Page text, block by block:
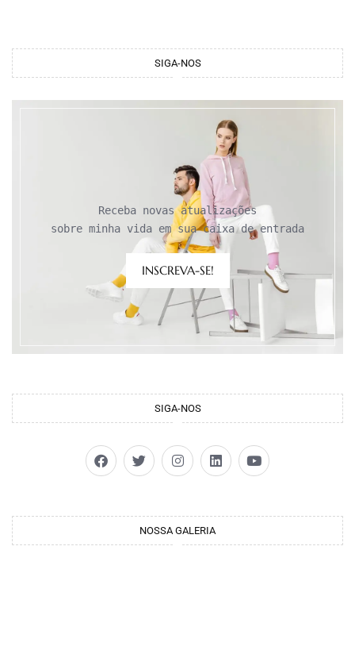
SIGA-NOS
Receba novas atualizações
sobre minha vida em sua caixa de entrada
INSCREVA-SE!
SIGA-NOS
NOSSA GALERIA